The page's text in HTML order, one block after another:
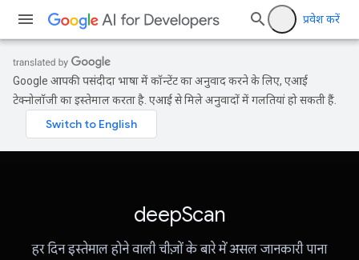
प्रवेश करें
Google आपकी पसंदीदा भाषा में कॉन्टेंट का अनुवाद करने के लिए, एआई
टेक्नोलॉजी का इस्तेमाल करता है. एआई से मिले अनुवादों में गलतियां हो सकती हैं.
deepScan
हर दिन इस्तेमाल होने वाली चीज़ों के बारे में असल जानकारी पाना